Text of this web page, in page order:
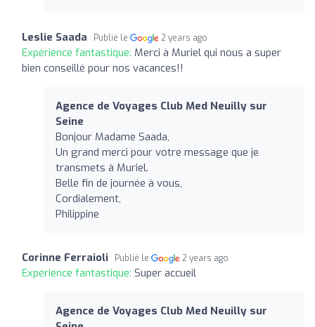
Leslie Saada Publié le 2 years ago
Expérience fantastique: Merci à Muriel qui nous a super
bien conseillé pour nos vacances!!
Agence de Voyages Club Med Neuilly sur
Seine
Bonjour Madame Saada,
Un grand merci pour votre message que je
transmets à Muriel.
Belle fin de journée à vous,
Cordialement,
Philippine
Corinne Ferraioli Publié le 2 years ago
Expérience fantastique: Super accueil
Agence de Voyages Club Med Neuilly sur